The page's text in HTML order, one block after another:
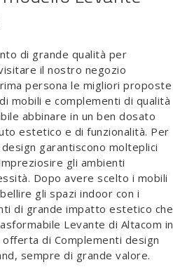
di grande qualità per
il nostro negozio
persona le migliori proposte
mobili e complementi di qualità
abbinare in un ben dosato
estetico e di funzionalità. Per
garantiscono molteplici
gli ambienti
Dopo avere scelto i mobili
gli spazi indoor con i
di grande impatto estetico che
Levante di Altacom in
di Complementi design
sempre di grande valore.